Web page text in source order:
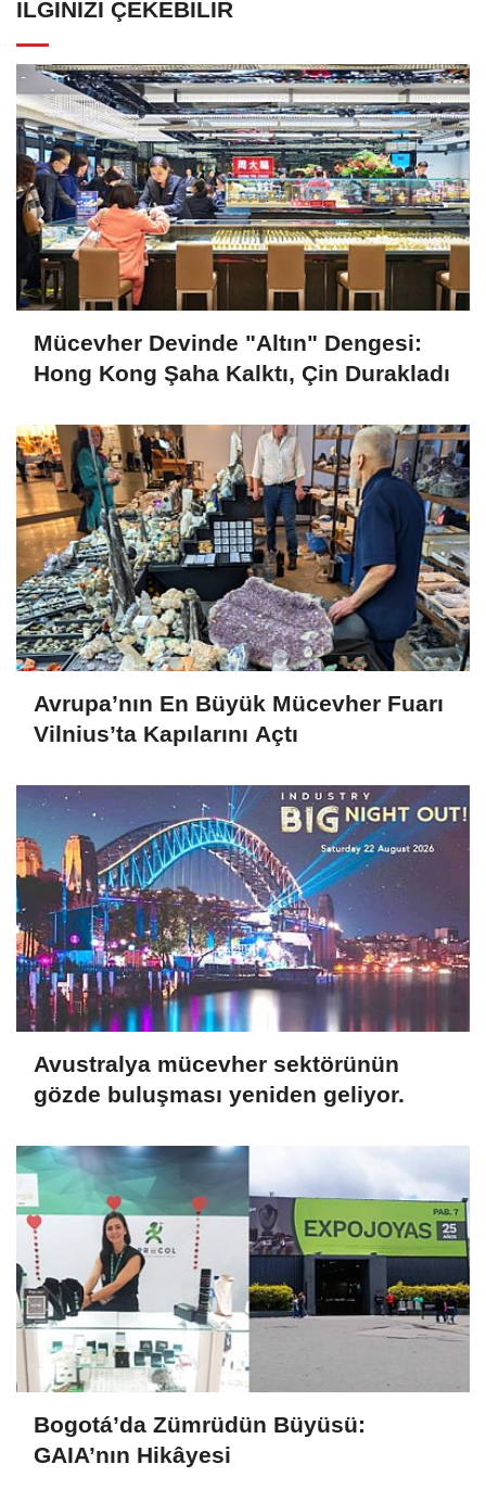
İLGINIZI ÇEKEBILIR
Mücevher Devinde "Altın" Dengesi:
Hong Kong Şaha Kalktı, Çin Durakladı
Avrupa’nın En Büyük Mücevher Fuarı
Vilnius’ta Kapılarını Açtı
Avustralya mücevher sektörünün
gözde buluşması yeniden geliyor.
Bogotá’da Zümrüdün Büyüsü:
GAIA’nın Hikâyesi